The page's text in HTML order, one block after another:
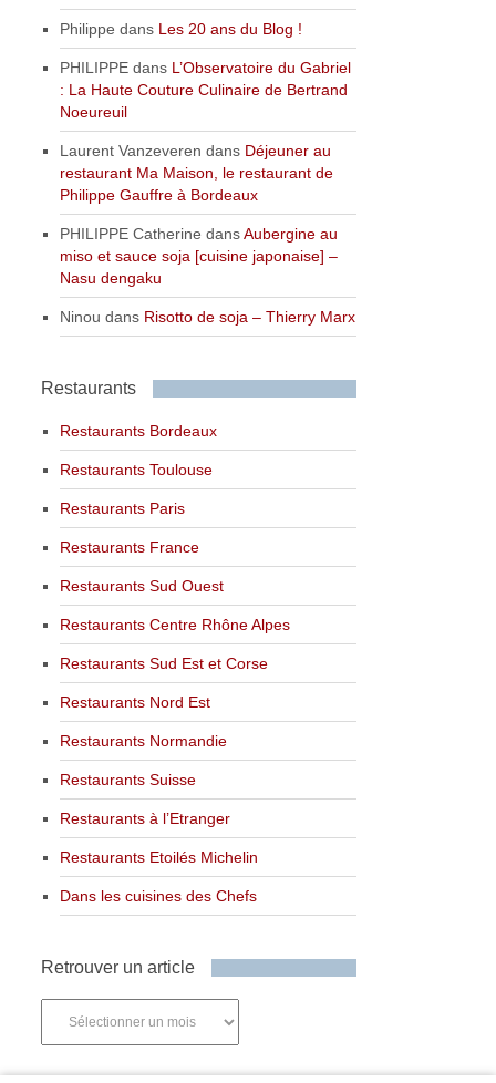
Philippe dans Les 20 ans du Blog !
PHILIPPE dans L’Observatoire du Gabriel
: La Haute Couture Culinaire de Bertrand
Noeureuil
Laurent Vanzeveren dans Déjeuner au
restaurant Ma Maison, le restaurant de
Philippe Gauffre à Bordeaux
PHILIPPE Catherine dansAubergine au
miso et sauce soja [cuisine japonaise] –
Nasu dengaku
Ninou dans Risotto de soja – Thierry Marx
Restaurants
Restaurants Bordeaux
Restaurants Toulouse
Restaurants Paris
Restaurants France
Restaurants Sud Ouest
Restaurants Centre Rhône Alpes
Restaurants Sud Est et Corse
Restaurants Nord Est
Restaurants Normandie
Restaurants Suisse
Restaurants à l’Etranger
Restaurants Etoilés Michelin
Dans les cuisines des Chefs
Retrouver un article